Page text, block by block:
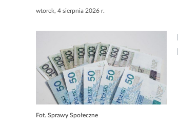
wtorek, 4 sierpnia 2026 r.
Fot. Sprawy Społeczne